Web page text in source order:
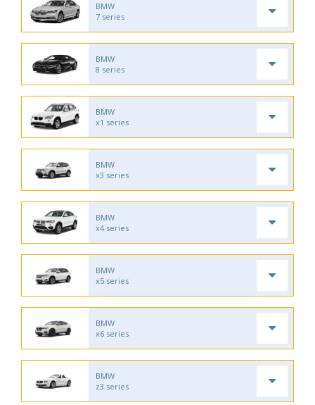
BMW
7 series
BMW
8 series
BMW
x1 series
BMW
x3 series
BMW
x4 series
BMW
x5 series
BMW
x6 series
BMW
z3 series